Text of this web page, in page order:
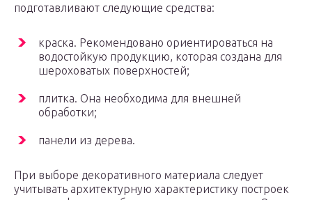
подготавливают следующие средства:
краска. Рекомендовано ориентироваться на
водостойкую продукцию, которая создана для
шероховатых поверхностей;
плитка. Она необходима для внешней
обработки;
панели из дерева.
При выборе декоративного материала следует
учитывать архитектурную характеристику построек